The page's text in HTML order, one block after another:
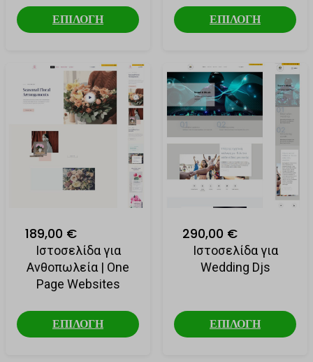
ΕΠΙΛΟΓΗ ΕΠΙΛΟΓΗ
189,00 €
Ιστοσελίδα για
Ανθοπωλεία | One
Page Websites
ΕΠΙΛΟΓΗ
290,00 €
Ιστοσελίδα για
Wedding Djs
ΕΠΙΛΟΓΗ